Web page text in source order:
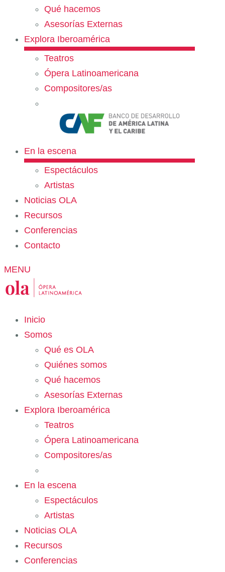
Qué hacemos
Asesorías Externas
Explora Iberoamérica
Teatros
Ópera Latinoamericana
Compositores/as
En la escena
Espectáculos
Artistas
Noticias OLA
Recursos
Conferencias
Contacto
MENU
Inicio
Somos
Qué es OLA
Quiénes somos
Qué hacemos
Asesorías Externas
Explora Iberoamérica
Teatros
Ópera Latinoamericana
Compositores/as
En la escena
Espectáculos
Artistas
Noticias OLA
Recursos
Conferencias